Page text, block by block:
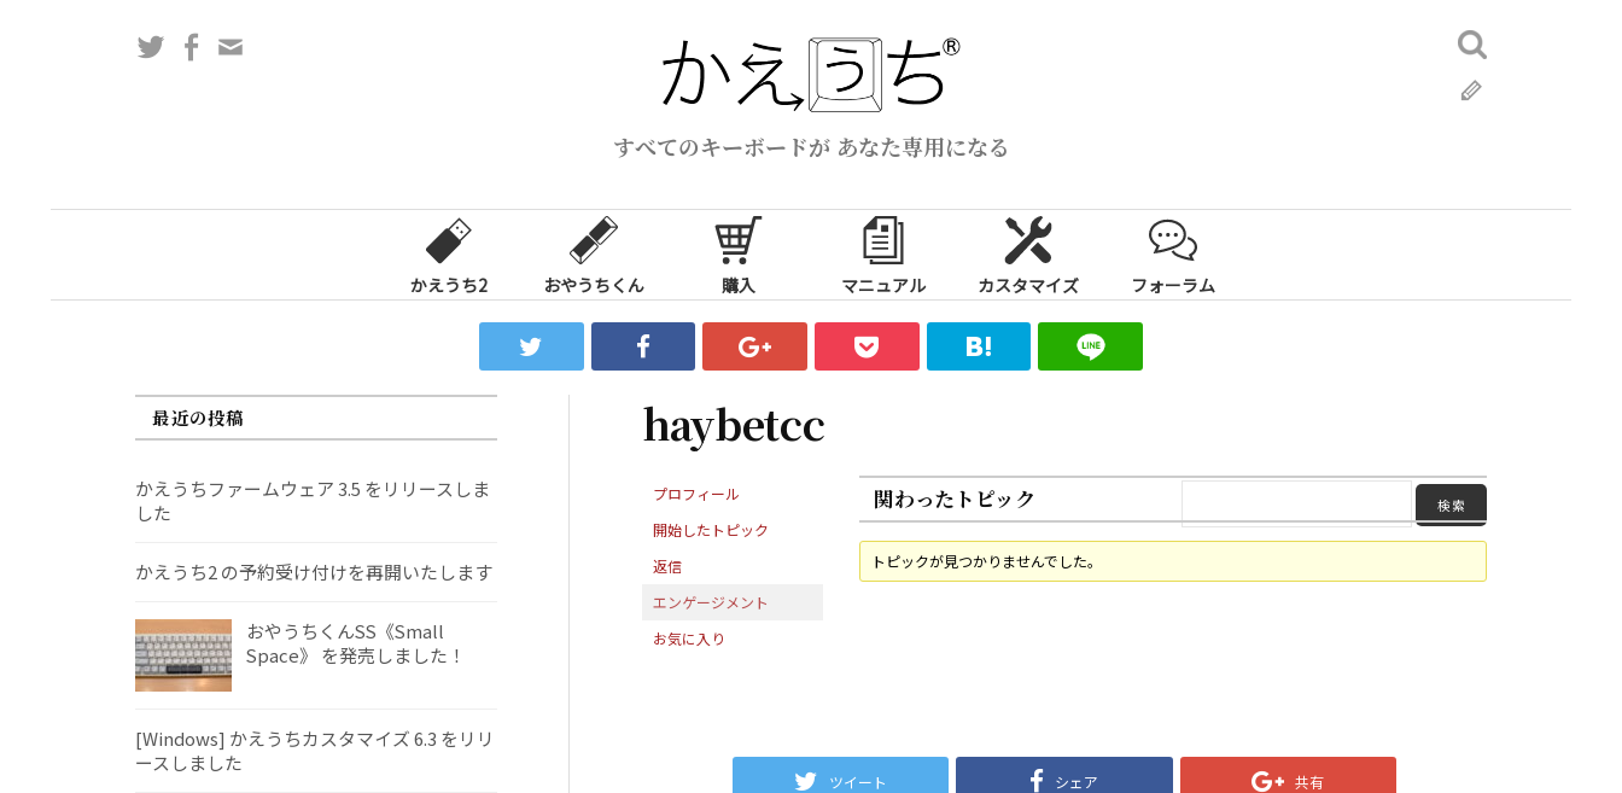
ス
すべてのキーボードが あなた専用になる
TwitterFacebook
検
索:
かえうち2 おやうちくん 購入 マニュアル カスタマイズ フォーラム
haybetcc
プロフィール
開始したトピック
返信
エンゲージメント
お気に入り
関わったトピック
トピックが見つかりませんでした。
ツイート シェア 共有
最近の投稿
かえうちファームウェア 3.5 をリリースしま
した
かえうち2 の予約受け付けを再開いたします
おやうちくんSS《Small
Space》 を発売しました！
[Windows] かえうちカスタマイズ 6.3 をリリ
ースしました